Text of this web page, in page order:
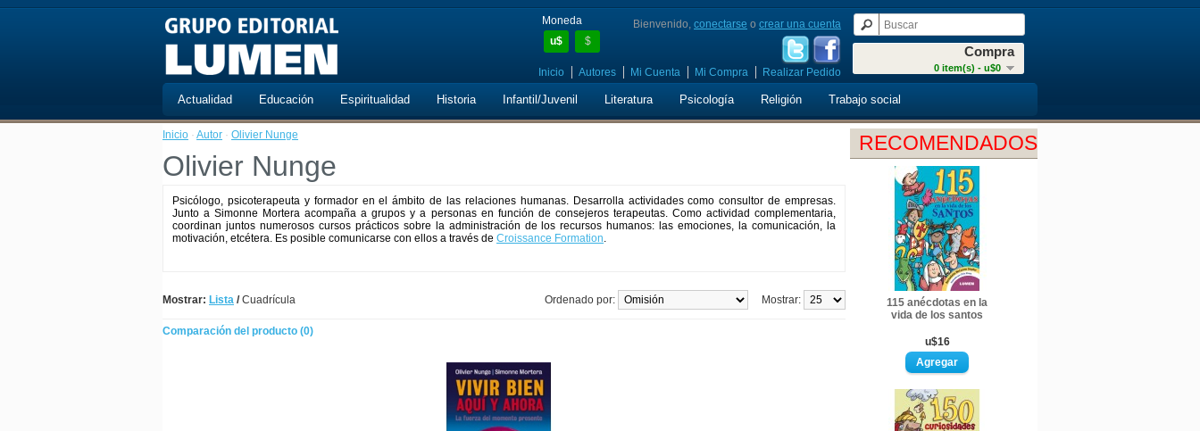
Moneda
u$
$
Compra
0 item(s) - u$0
Bienvenido, conectarse o crear una cuenta
Inicio Autores Mi Cuenta Mi Compra Realizar Pedido
Actualidad Educación Espiritualidad Historia Infantil/Juvenil Literatura Psicología Religión Trabajo social
RECOMENDADOS
115 anécdotas en la
vida de los santos
u$16
Inicio · Autor · Olivier Nunge
Olivier Nunge
Psicólogo, psicoterapeuta y formador en el ámbito de las relaciones humanas. Desarrolla actividades como consultor de empresas.
Junto a Simonne Mortera acompaña a grupos y a personas en función de consejeros terapeutas. Como actividad complementaria,
coordinan juntos numerosos cursos prácticos sobre la administración de los recursos humanos: las emociones, la comunicación, la
motivación, etcétera. Es posible comunicarse con ellos a través de Croissance Formation.
Mostrar: Lista /Cuadrícula Mostrar:
Ordenado por:
Comparación del producto (0)